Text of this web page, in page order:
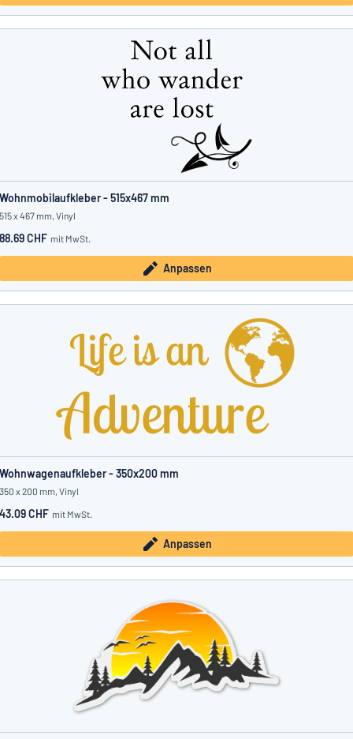
Wohnmobilaufkleber - 515x467 mm
515 x 467 mm, Vinyl
88.69 CHF mit MwSt.
Anpassen
Wohnwagenaufkleber - 350x200 mm
350 x 200 mm, Vinyl
43.09 CHF mit MwSt.
Anpassen